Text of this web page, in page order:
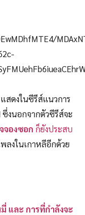
สดงในซีรีส์แนวการ
ซึ่งนอกจากตัวซีรีส์จะ
จองซอก ก็ยังประสบ
งในเกาหลีอีกด้วย
และ การที่กำลังจะ